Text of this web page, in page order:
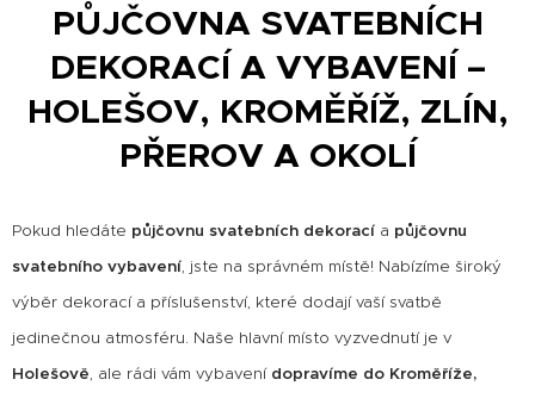
PŮJČOVNA SVATEBNÍCH
DEKORACÍ A VYBAVENÍ –
HOLEŠOV, KROMĚŘÍŽ, ZLÍN,
PŘEROV A OKOLÍ
Pokud hledáte půjčovnu svatebních dekorací a půjčovnu
svatebního vybavení, jste na správném místě! Nabízíme široký
výběr dekorací a příslušenství, které dodají vaší svatbě
jedinečnou atmosféru. Naše hlavní místo vyzvednutíje v
Holešově, ale rádi vám vybavení dopravíme do Kroměříže,